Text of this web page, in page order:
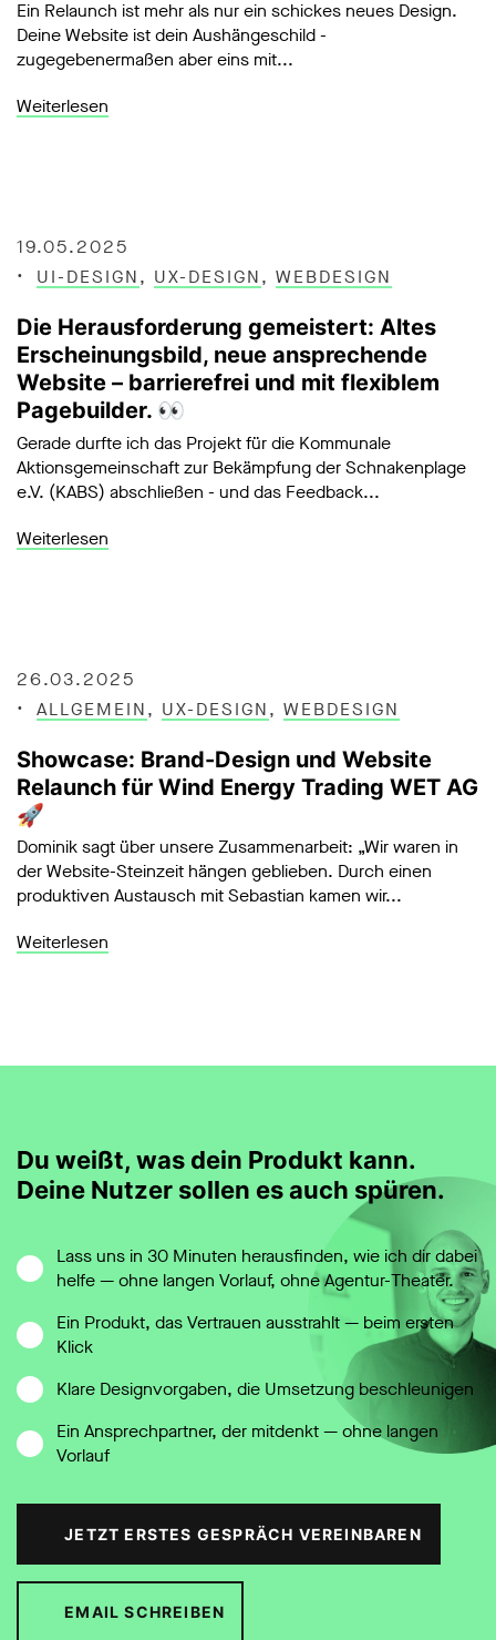
Ein Relaunch ist mehr als nur ein schickes neues Design.
Deine Website ist dein Aushängeschild -
zugegebenermaßen aber eins mit...
Weiterlesen
19.05.2025
UI-DESIGN, UX-DESIGN, WEBDESIGN
Die Herausforderung gemeistert: Altes
Erscheinungsbild, neue ansprechende
Website – barrierefrei und mit flexiblem
Pagebuilder. 👀
Gerade durfte ich das Projekt für die Kommunale
Aktionsgemeinschaft zur Bekämpfung der Schnakenplage
e.V. (KABS) abschließen - und das Feedback...
Weiterlesen
26.03.2025
ALLGEMEIN, UX-DESIGN, WEBDESIGN
Showcase: Brand-Design und Website
Relaunch für Wind Energy Trading WET AG
🚀
Dominik sagt über unsere Zusammenarbeit: „Wir waren in
der Website-Steinzeit hängen geblieben. Durch einen
produktiven Austausch mit Sebastian kamen wir...
Weiterlesen
Du weißt, was dein Produkt kann.
Deine Nutzer sollen es auch spüren.
Lass uns in 30 Minuten herausfinden, wie ich dir dabei
helfe — ohne langen Vorlauf, ohne Agentur-Theater.
Ein Produkt, das Vertrauen ausstrahlt — beim ersten
Klick
Klare Designvorgaben, die Umsetzung beschleunigen
Ein Ansprechpartner, der mitdenkt — ohne langen
Vorlauf
JETZT ERSTES GESPRÄCH VEREINBAREN
EMAIL SCHREIBEN